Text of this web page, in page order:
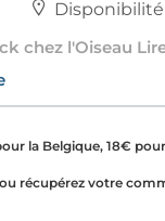
Disponibilité
chez l'Oiseau
la Belgique, 18€
récupérez votre